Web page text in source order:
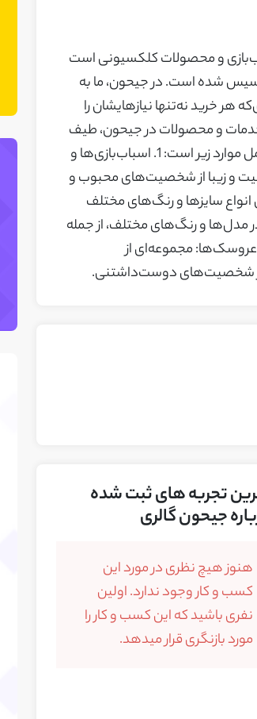
و محصولات کلکسیونی است
شده است. در جیحون، ما به
هر خرید نه‌تنها نیازهایشان را
خدمات و محصولات در جیحون، طیف
گسترده‌ای از محصولات و خدمات ارائه می‌شود که به طور کلی شامل موارد زیر است: 1. اسباب‌بازی‌ها و
و زیبا از شخصیت‌های محبوب و
سایزها و رنگ‌های مختلف
مدل‌ها و رنگ‌های مختلف، از جمله
مجموعه‌ای از
شخصیت‌های دوست‌داشتنی.
تجربه های ثبت شده
جیحون گالری
هنوز هیچ نظری در مورد این
کسب و کار وجود ندارد. اولین
نفری باشید که این کسب و کار را
مورد بازنگری قرار میدهد.